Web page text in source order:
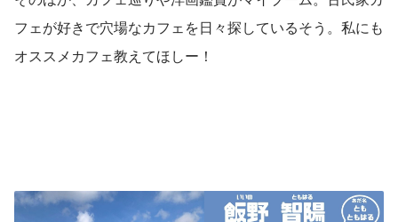
フェが好きで穴場なカフェを日々探しているそう。私にも
オススメカフェ教えてほしー！